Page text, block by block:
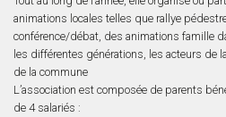
animations locales telles que rallye
conférence/débat, des animations famille
les différentes générations, les acteurs de
de la commune
L’association est composée de parents
de 4 salariés :